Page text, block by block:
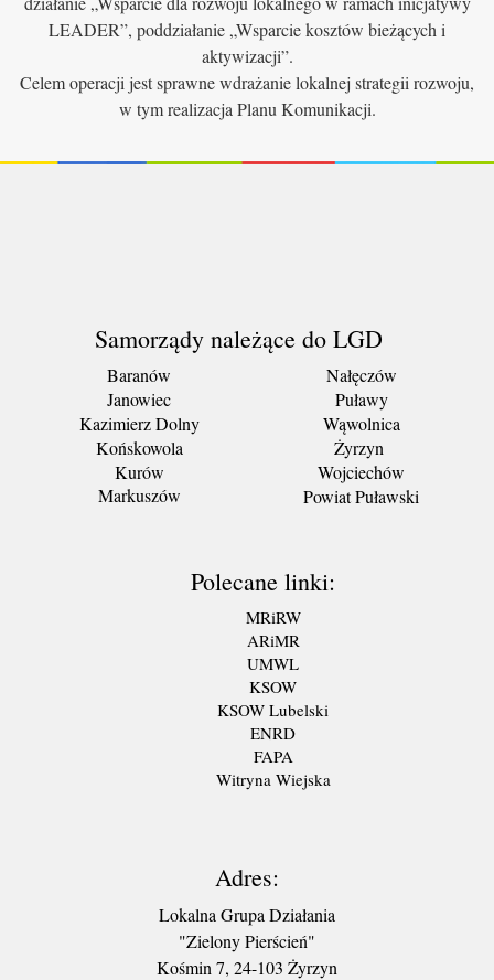
LEADER”, poddziałanie „Wsparcie kosztów bieżących i
aktywizacji”.
Celem operacji jest sprawne wdrażanie lokalnej strategii rozwoju,
w tym realizacja Planu Komunikacji.
Samorządy należące do LGD
Baranów
Janowiec
Kazimierz Dolny
Końskowola
Kurów
Markuszów
Nałęczów
Puławy
Wąwolnica
Żyrzyn
Wojciechów
Powiat Puławski
Polecane linki:
MRiRW
ARiMR
UMWL
KSOW
KSOW Lubelski
ENRD
FAPA
Witryna Wiejska
Adres:
Lokalna Grupa Działania
"Zielony Pierścień"
Kośmin 7, 24-103 Żyrzyn